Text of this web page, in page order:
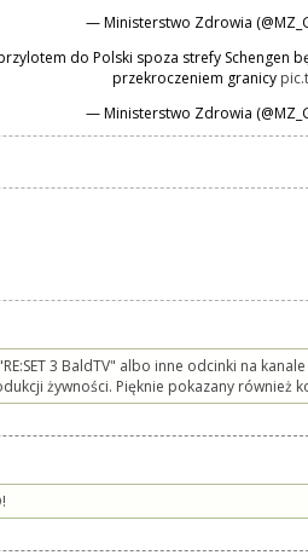
— Ministerstwo Zdrowia
do Polski spoza strefy Schengen
przekroczeniem granicy
— Ministerstwo Zdrowia
3 BaldTV" albo inne odcinki na
żywności. Pięknie pokazany również